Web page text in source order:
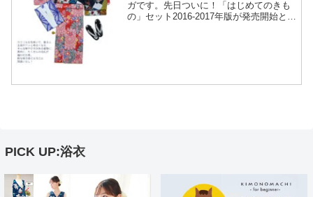
ガです。先日ついに！「はじめてのきも
の」セット2016-2017年版が発売開始とな
PICK UP:浴衣